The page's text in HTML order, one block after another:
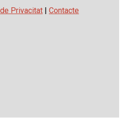
Privacitat | Contacte